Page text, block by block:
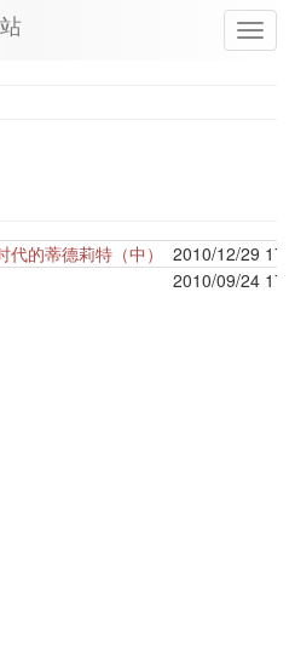
的蒂德莉特（中）
2010/12/29
2010/09/24